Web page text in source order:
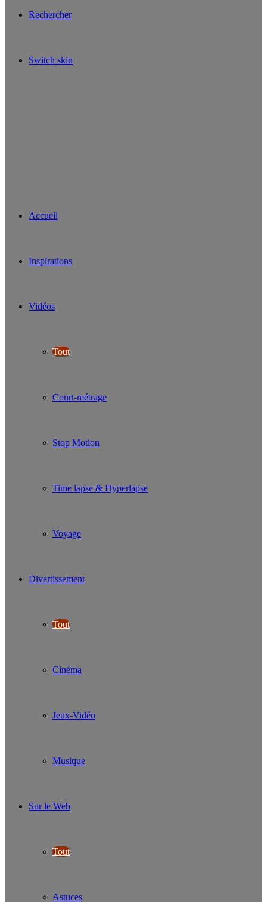
Rechercher
Switch skin
Accueil
Inspirations
Vidéos
Tout
Court-métrage
Stop Motion
Time lapse & Hyperlapse
Voyage
Divertissement
Tout
Cinéma
Jeux-Vidéo
Musique
Sur le Web
Tout
Astuces